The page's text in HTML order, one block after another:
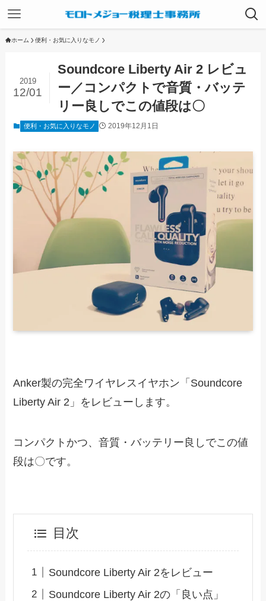
ホーム 便利・お気に入りなモノ
Soundcore Liberty Air 2 レビュ
ー／コンパクトで音質・バッテ
リー良しでこの値段は〇
2019
12/01
便利・お気に入りなモノ 2019年12月1日
Anker製の完全ワイヤレスイヤホン「Soundcore
Liberty Air 2」をレビューします。
コンパクトかつ、音質・バッテリー良しでこの値
段は〇です。
目次
Soundcore Liberty Air 2をレビュー
Soundcore Liberty Air 2の「良い点」